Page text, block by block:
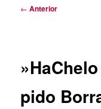
Navegación
← Anterior
pido